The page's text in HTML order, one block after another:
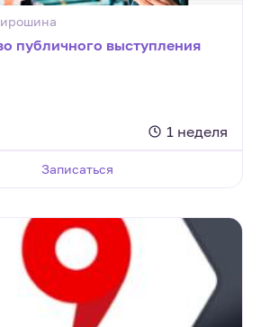
публичного выступления
1 неделя
Записаться